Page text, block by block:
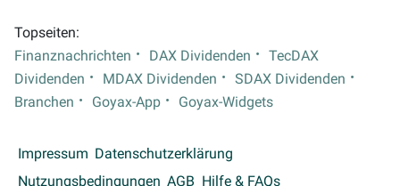
Topseiten:
Finanznachrichten
DAX Dividenden
TecDAX
Dividenden
MDAX Dividenden
SDAX Dividenden
Branchen
Goyax-App Goyax-Widgets
Impressum Datenschutzerklärung
Nutzungsbedingungen AGB Hilfe & FAQs